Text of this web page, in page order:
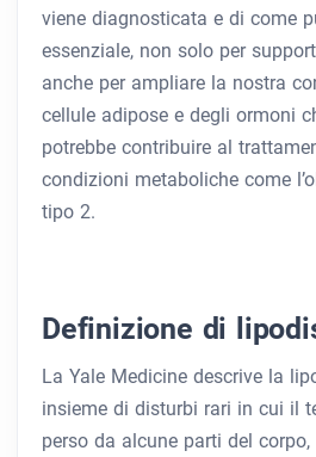
viene diagnosticata e di come
essenziale, non solo per
anche per ampliare la nostra
cellule adipose e degli ormoni
potrebbe contribuire al
condizioni metaboliche come
tipo 2.
Definizione di
La Yale Medicine descrive la
insieme di disturbi rari in cui il
perso da alcune parti del